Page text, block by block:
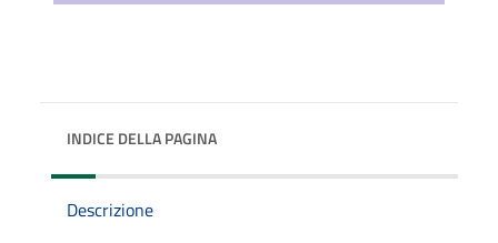
INDICE DELLA PAGINA
Descrizione